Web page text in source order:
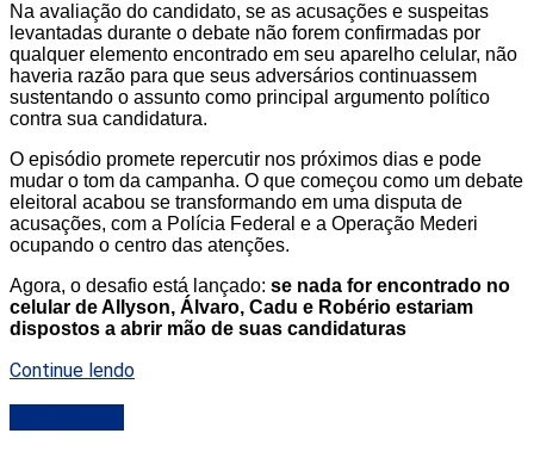
Na avaliação do candidato, se as acusações e suspeitas
levantadas durante o debate não forem confirmadas por
qualquer elemento encontrado em seu aparelho celular, não
haveria razão para que seus adversários continuassem
sustentando o assunto como principal argumento político
contra sua candidatura.
O episódio promete repercutir nos próximos dias e pode
mudar o tom da campanha. O que começou como um debate
eleitoral acabou se transformando em uma disputa de
acusações, com a Polícia Federal e a Operação Mederi
ocupando o centro das atenções.
Agora, o desafio está lançado: se nada for encontrado no
celular de Allyson, Álvaro, Cadu e Robério estariam
dispostos a abrir mão de suas candidaturas
Continue lendo